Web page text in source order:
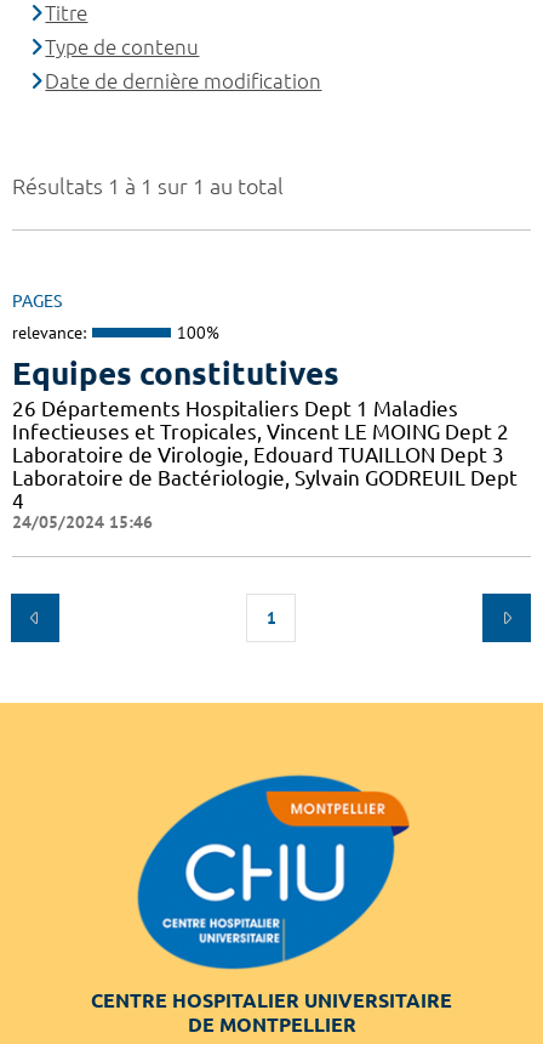
Résultats 1 à 1 sur 1 au total
PAGES
relevance: 100%
Equipes constitutives
26 Départements Hospitaliers Dept 1 Maladies
Infectieuses et Tropicales, Vincent LE MOING Dept 2
Laboratoire de Virologie, Edouard TUAILLON Dept 3
Laboratoire de Bactériologie, Sylvain GODREUIL Dept
4
24/05/2024 15:46
1
Titre
Type de contenu
Date de dernière modification
CENTRE HOSPITALIER UNIVERSITAIRE
DE MONTPELLIER